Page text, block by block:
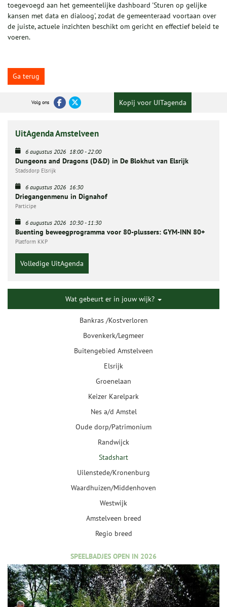
toegevoegd aan het gemeentelijke dashboard 'Sturen op gelijke
kansen met data en dialoog', zodat de gemeenteraad voortaan over
de juiste, actuele inzichten beschikt om gericht en effectief beleid te
voeren.
Ga terug
Volg ons Kopij voor UITagenda
UitAgenda Amstelveen
6 augustus 2026 18:00-22:00
Dungeons and Dragons (D&D) in De Blokhut van Elsrijk
Stadsdorp Elsrijk
6 augustus 2026 16:30
Driegangenmenu in Dignahof
Participe
6 augustus 2026 10:30-11:30
Buenting beweegprogramma voor 80-plussers: GYM-INN 80+
Platform KKP
Volledige UitAgenda
Wat gebeurt er in jouw wijk?
Bankras /Kostverloren
Bovenkerk/Legmeer
Buitengebied Amstelveen
Elsrijk
Groenelaan
Keizer Karelpark
Nes a/d Amstel
Oude dorp/Patrimonium
Randwijck
Stadshart
Uilenstede/Kronenburg
Waardhuizen/Middenhoven
Westwijk
Amstelveen breed
Regio breed
SPEELBADJES OPEN IN 2026